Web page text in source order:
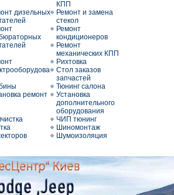
КПП
дизельных
Ремонт и замена
стекол
Ремонт
кондиционеров
Ремонт
механических КПП
Рихтовка
Стол заказов
запчастей
ремонт
Тюнинг салона
Установка
дополнительного
оборудования
ЧИП тюнинг
Шиномонтаж
Шумоизоляция